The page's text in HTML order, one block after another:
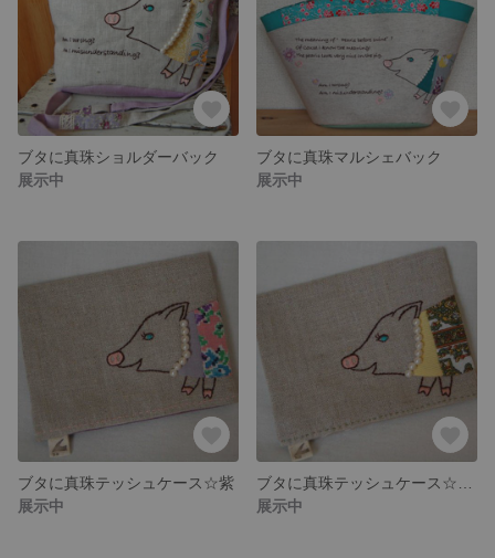
ブタに真珠ショルダーバック
展示中
ブタに真珠マルシェバック
展示中
ブタに真珠テッシュケース☆紫
展示中
展示中